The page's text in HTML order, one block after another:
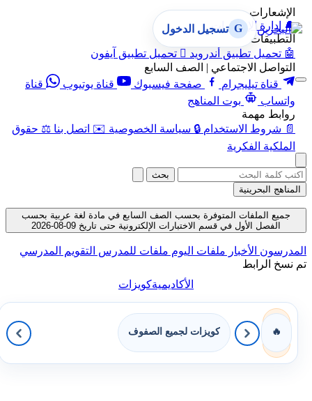
الإشعارات
🔔 إدارة الإشعارات
التطبيقات
🤖 تحميل تطبيق أندرويد  تحميل تطبيق آيفون
التواصل الاجتماعي | الصف السابع
قناة تيليجرام
صفحة فيسبوك قناة يوتيوب
قناة
واتساب
بوت المناهج
روابط مهمة
📄 شروط الاستخدام 🔒 سياسة الخصوصية ✉️ اتصل بنا ⚖️ حقوق
الملكية الفكرية
G تسجيل الدخول
بحث
المناهج البحرينية
جميع الملفات المتوفرة بحسب الصف السابع في مادة لغة عربية بحسب
الفصل الأول في قسم الاختبارات الإلكترونية حتى تاريخ 09-08-2026
المدرسون الأخبار ملفات اليوم ملفات للمدرس التقويم المدرسي
تم نسخ الرابط
الأكاديميةكويزات
🔥 كويزات لجميع الصفوف